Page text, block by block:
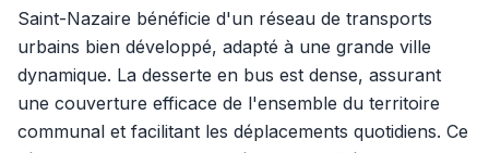
Saint-Nazaire bénéficie d'un réseau de transports
urbains bien développé, adapté à une grande ville
dynamique. La desserte en bus est dense, assurant
une couverture efficace de l'ensemble du territoire
communal et facilitant les déplacements quotidiens. Ce